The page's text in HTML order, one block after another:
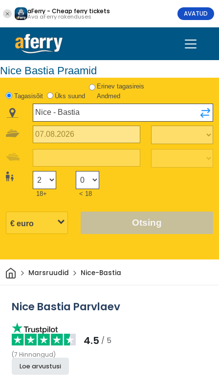
aFerry - Cheap ferry tickets
Ava aFerry rakenduses AVATUD
Nice Bastia Praamid
Tagasisõit Üks suund
Erinev tagasireis
Andmed
18+ < 18
Otsing
Avaleht
Marsruudid Nice-Bastia
Nice Bastia Parvlaev
4.5 / 5
(7 Hinnangud)
Loe arvustusi